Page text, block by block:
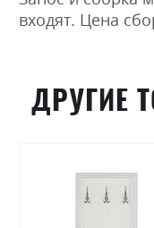
входят. Цена
ДРУГИЕ